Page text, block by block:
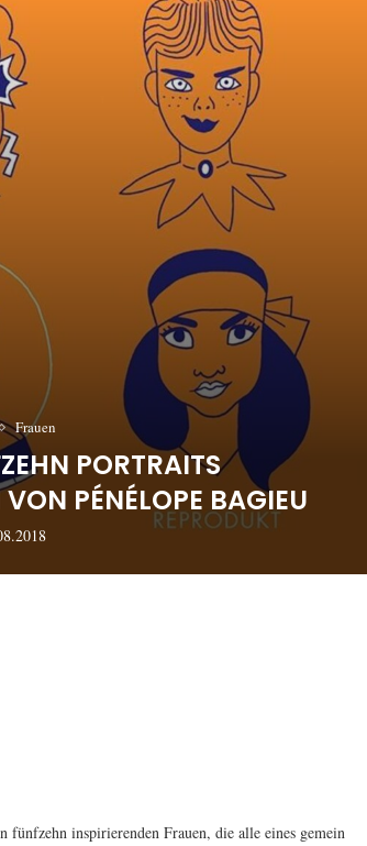
Frauen
PORTRAITS
PÉNÉLOPE BAGIEU
fünfzehn inspirierenden Frauen, die alle eines gemein